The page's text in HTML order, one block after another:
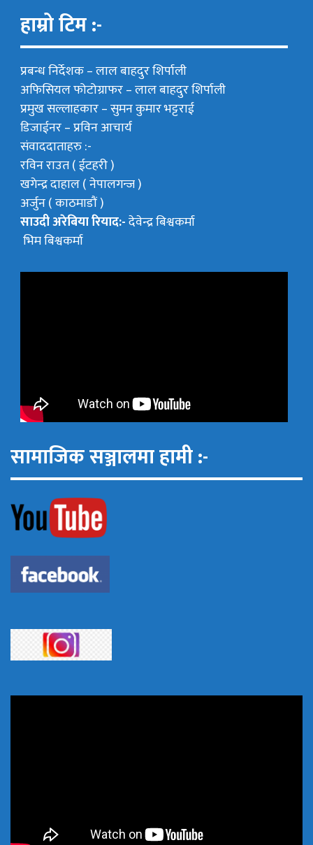
हाम्रो टिम :-
प्रबन्ध निर्देशक –लाल बाहदुर शिर्पाली
अफिसियल फोटोग्राफर –लाल बाहदुर शिर्पाली
प्रमुख सल्लाहकार –सुमन कुमार भट्टराई
डिजाईनर – प्रविन आचार्य
संवाददाताहरु :-
रविन राउत ( ईटहरी )
खगेन्द्र दाहाल ( नेपालगन्ज )
अर्जुन ( काठमाडौं )
साउदी अरेबिया रियाद:-देवेन्द्र बिश्वकर्मा
भिम बिश्वकर्मा
सामाजिक सञ्जालमा हामी :-